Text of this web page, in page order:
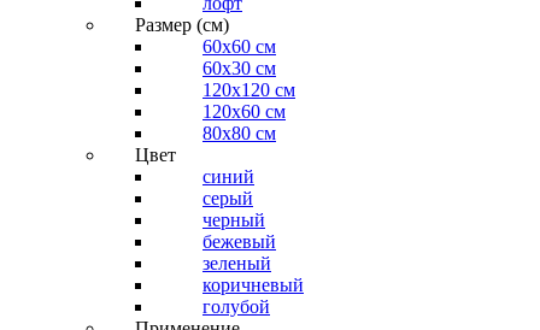
Размер (см)
60х60 см
60x30 см
120x120 см
120x60 см
80x80 см
Цвет
синий
серый
черный
бежевый
зеленый
коричневый
голубой